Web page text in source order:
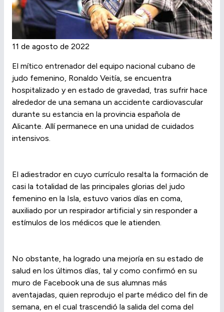
11 de agosto de 2022
El mítico entrenador del equipo nacional cubano de
judo femenino, Ronaldo Veitía, se encuentra
hospitalizado y en estado de gravedad, tras sufrir hace
alrededor de una semana un accidente cardiovascular
durante su estancia en la provincia española de
Alicante. Allí permanece en una unidad de cuidados
intensivos.
El adiestrador en cuyo currículo resalta la formación de
casi la totalidad de las principales glorias del judo
femenino en la Isla, estuvo varios días en coma,
auxiliado por un respirador artificial y sin responder a
estímulos de los médicos que le atienden.
No obstante, ha logrado una mejoría en su estado de
salud en los últimos días, tal y como confirmó en su
muro de Facebook una de sus alumnas más
aventajadas, quien reprodujo el parte médico del fin de
semana, en el cual trascendió la salida del coma del